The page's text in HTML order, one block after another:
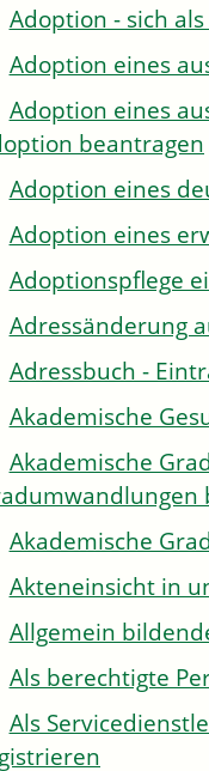
Adoption - sich
Adoption eines
Adoption eines
beantragen
Adoption eines
Adoption eines
Adoptionspflege
Adressänderung
Adressbuch -
Akademische
Akademische
Akademische
Akteneinsicht in
Allgemein
Als berechtigte
Als